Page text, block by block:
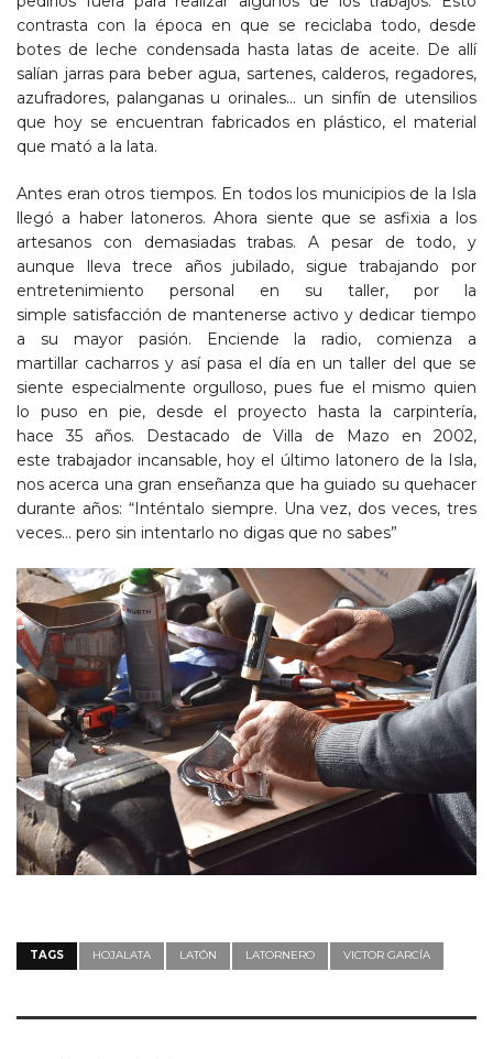
contrasta con la época en que se reciclaba todo, desde
botes de leche condensada hasta latas de aceite. De allí
salían jarras para beber agua, sartenes, calderos, regadores,
azufradores, palanganas u orinales… un sinfín de utensilios
que hoy se encuentran fabricados en plástico, el material
que mató a la lata.
Antes eran otros tiempos. En todos los municipios de la Isla
llegó a haber latoneros. Ahora siente que se asfixia a los
artesanos con demasiadas trabas. A pesar de todo, y
aunque lleva trece años jubilado, sigue trabajando por
entretenimiento personal en su taller, por la
simple satisfacción de mantenerse activo y dedicar tiempo
a su mayor pasión. Enciende la radio, comienza a
martillar cacharros y así pasa el día en un taller del que se
siente especialmente orgulloso, pues fue el mismo quien
lo puso en pie, desde el proyecto hasta la carpintería,
hace 35 años. Destacado de Villa de Mazo en 2002,
este trabajador incansable, hoy el último latonero de la Isla,
nos acerca una gran enseñanza que ha guiado su quehacer
durante años: “Inténtalo siempre. Una vez, dos veces, tres
veces… pero sin intentarlo no digas que no sabes”
TAGS HOJALATA LATÓN LATORNERO VICTOR GARCÍA